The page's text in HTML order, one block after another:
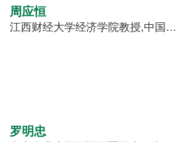
周应恒
江西财经大学经济学院教授,中国农业农村现代化研究院院长;国家“万人计划”哲学社会科学领军人才。
罗明忠